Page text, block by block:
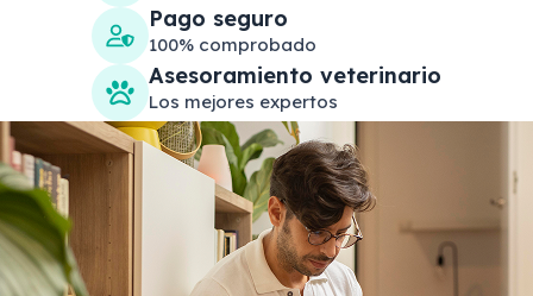
Pago seguro
100% comprobado
Asesoramiento veterinario
Los mejores expertos